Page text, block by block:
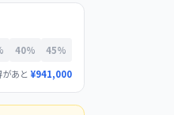
40%
45%
あと ¥941,000